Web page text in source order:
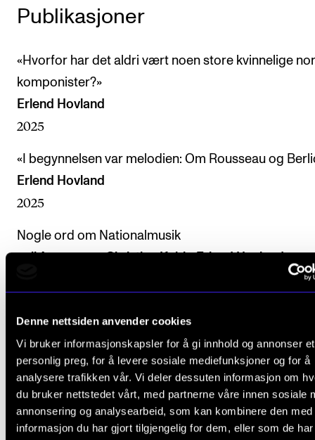
Denne nettsiden anvender cookies
Vi bruker informasjonskapsler for å gi innhold og annonser et
personlig preg, for å levere sosiale mediefunksjoner og for å
analysere trafikken vår. Vi deler dessuten informasjon om
du bruker nettstedet vårt, med partnerne våre innen sosiale
annonsering og analysearbeid, som kan kombinere den med
informasjon du har gjort tilgjengelig for dem, eller som de
Publikasjoner
«Hvorfor har det aldri vært noen store kvinnelige
komponister?»
Erlend Hovland
2025
«I begynnelsen var melodien: Om Rousseau og
Erlend Hovland
2025
Nogle ord om Nationalmusik
null Anonymus, Christina Kobb, Erlend Hovland
2024
Is this the end of musicology or can practice help?
Erlend Hovland
2024